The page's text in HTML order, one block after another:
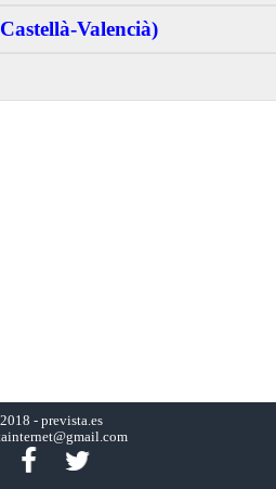
Valencià)
- prevista.es